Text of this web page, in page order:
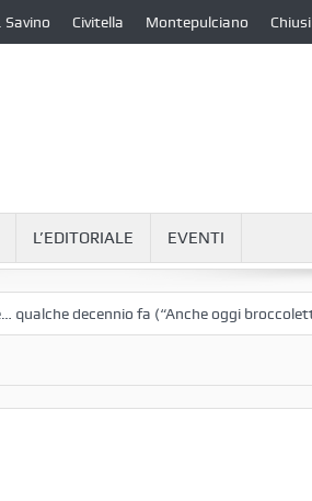
Savino Civitella Montepulciano Chiusi
L’EDITORIALE EVENTI
decennio fa (“Anche oggi broccoletti e